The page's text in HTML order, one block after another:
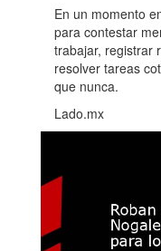
En un momento
para contestar
trabajar, registrar
resolver tareas
que nunca.
Lado.mx